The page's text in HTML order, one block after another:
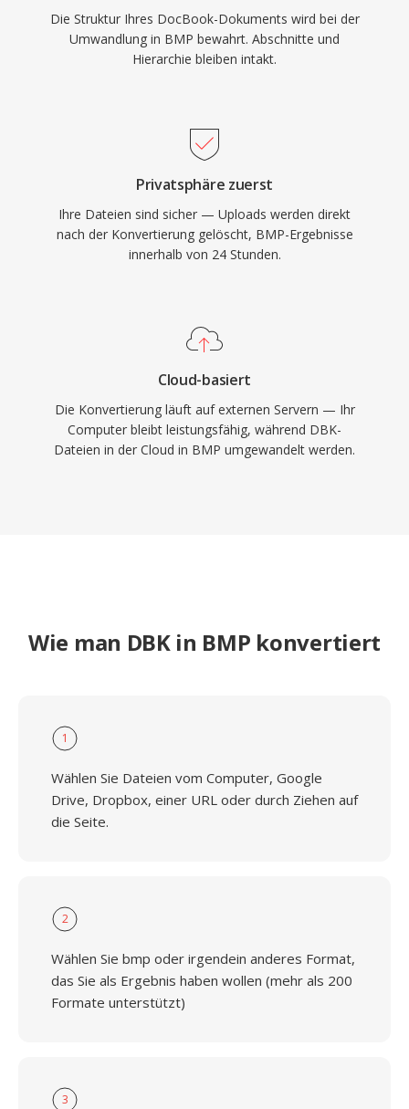
Die Struktur Ihres DocBook-Dokuments wird bei der
Umwandlung in BMP bewahrt. Abschnitte und
Hierarchie bleiben intakt.
Privatsphäre zuerst
Ihre Dateien sind sicher — Uploads werden direkt
nach der Konvertierung gelöscht, BMP-Ergebnisse
innerhalb von 24 Stunden.
Cloud-basiert
Die Konvertierung läuft auf externen Servern — Ihr
Computer bleibt leistungsfähig, während DBK-
Dateien in der Cloud in BMP umgewandelt werden.
Wie man DBK in BMP konvertiert
1
Wählen Sie Dateien vom Computer, Google
Drive, Dropbox, einer URL oder durch Ziehen auf
die Seite.
2
Wählen Sie bmp oder irgendein anderes Format,
das Sie als Ergebnis haben wollen (mehr als 200
Formate unterstützt)
3